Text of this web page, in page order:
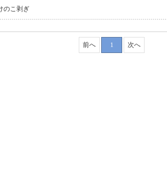
のこ剥ぎ
前へ 1 次へ